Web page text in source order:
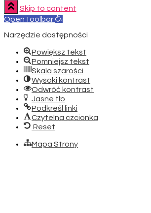
Skip to content
Open toolbar
Narzędzie dostępności
Powiększ tekst
Pomniejsz tekst
Skala szarości
Wysoki kontrast
Odwróć kontrast
Jasne tło
Podkreśl linki
Czytelna czcionka
Reset
Mapa Strony